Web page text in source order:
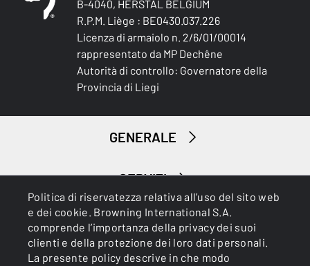
Politica di riservatezza relativa all’uso del sito web
e dei cookie. Browning International S.A.
comprende l’importanza della privacy dei suoi
clienti e della protezione dei loro dati personali.
La presente policy descrive in che modo
B-4040, HERSTAL BELGIUM
R.P.M. Liège : BE0430.037.226
Licenza di armaiolo n. 2/6/01/00014
rappresentato da MP Dechêne
Autorità di controllo: Governatore della
Provincia di Liegi
GENERALE
SERVIZI